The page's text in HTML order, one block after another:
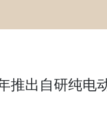
推出自研纯电